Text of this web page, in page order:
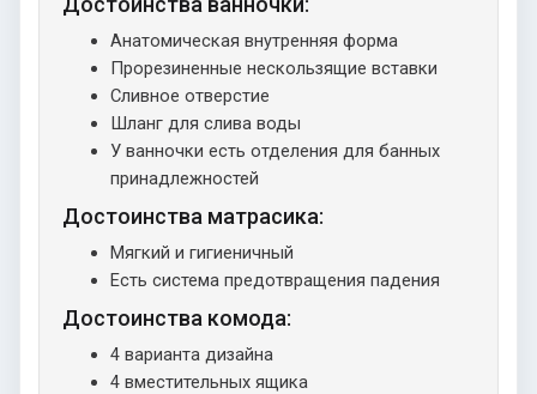
Анатомическая внутренняя форма
Прорезиненные нескользящие вставки
Сливное отверстие
Шланг для слива воды
У ванночки есть отделения для банных
принадлежностей
Достоинства матрасика:
Мягкий и гигиеничный
Есть система предотвращения падения
Достоинства комода:
4 варианта дизайна
4 вместительных ящика